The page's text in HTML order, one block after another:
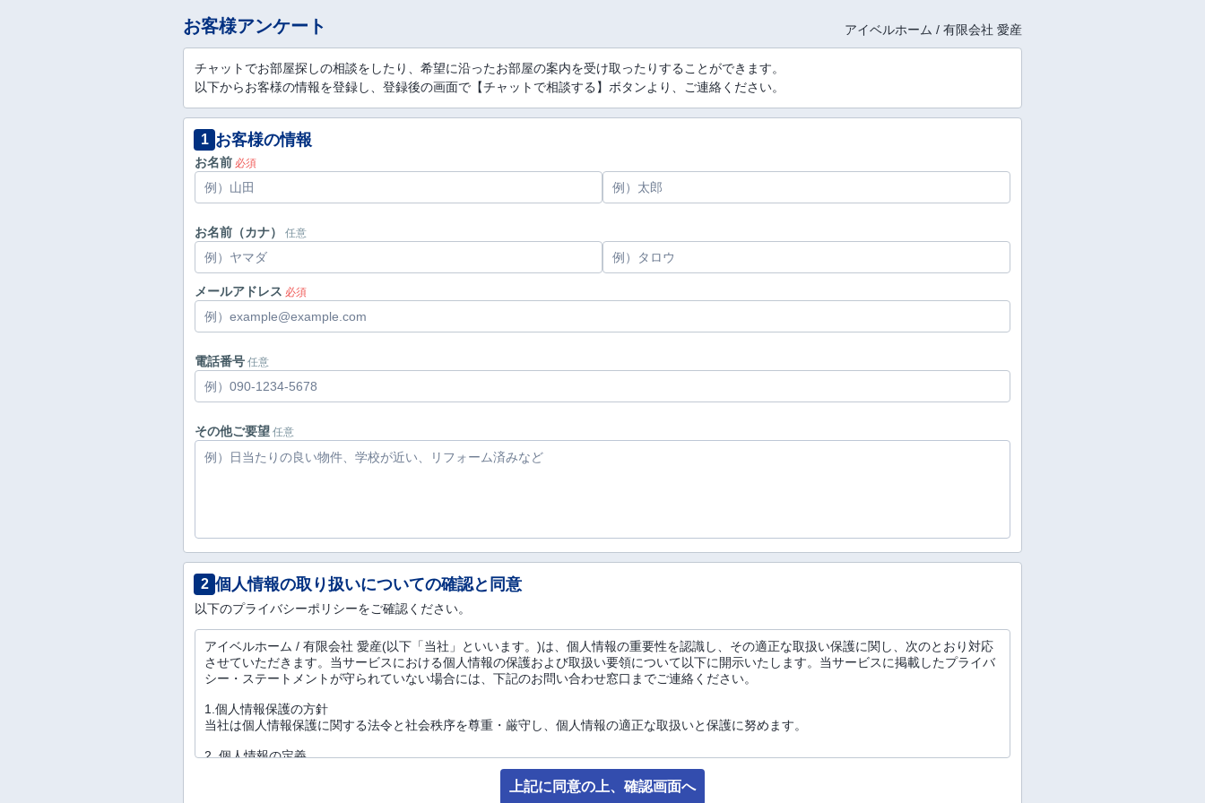
お客様アンケート アイベルホーム / 有限会社 愛産
チャットでお部屋探しの相談をしたり、希望に沿ったお部屋の案内を受け取ったりすることができます。
以下からお客様の情報を登録し、登録後の画面で【チャットで相談する】ボタンより、ご連絡ください。
1 お客様の情報
お名前 必須
お名前（カナ） 任意
メールアドレス 必須
電話番号 任意
その他ご要望 任意
2 個人情報の取り扱いについての確認と同意
以下のプライバシーポリシーをご確認ください。
アイベルホーム / 有限会社 愛産(以下「当社」といいます。)は、個人情報の重要性を認識し、その適正な取扱い保護に関し、次のとおり対応
させていただきます。当サービスにおける個人情報の保護および取扱い要領について以下に開示いたします。当サービスに掲載したプライバ
シー・ステートメントが守られていない場合には、下記のお問い合わせ窓口までご連絡ください。
1.個人情報保護の方針
当社は個人情報保護に関する法令と社会秩序を尊重・厳守し、個人情報の適正な取扱いと保護に努めます。
2. 個人情報の定義
個人情報とは、お客様の氏名、生年月日、お電話番号、勤務先等の属性情報、E-Mailアドレス、ご住所、連帯保証人予定者の情報、その他お
客様から提供を受けた情報において、1つまたは複数を組み合わせることにより、お客様個人を特定することのできる情報をいいます。